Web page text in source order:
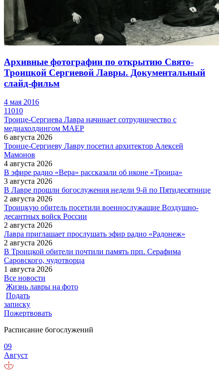
Архивные фотографии по открытию Свято-
Троицкой Сергиевой Лавры. Документальный
слайд-фильм
4 мая 2016
11010
Троице-Сергиева Лавра начинает сотрудничество с
медиахолдингом МАЕР
6 августа 2026
Троице-Сергиеву Лавру посетил архитектор Алексей
Мамонов
4 августа 2026
В эфире радио «Вера» рассказали об иконе «Троица»
3 августа 2026
В Лавре прошли богослужения недели 9-й по Пятидесятнице
2 августа 2026
Троицкую обитель посетили военнослужащие Воздушно-
десантных войск России
2 августа 2026
Лавра приглашает прослушать эфир радио «Радонеж»
2 августа 2026
В Троицкой обители почтили память прп. Серафима
Саровского, чудотворца
1 августа 2026
Все новости
Жизнь лавры на фото
Подать
записку
Пожертвовать
Расписание богослужений
09
Август